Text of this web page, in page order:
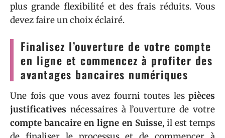
plus grande flexibilité et des frais réduits. Vous
devez faire un choix éclairé.
Finalisez l’ouverture de votre compte
en ligne et commencez à profiter des
avantages bancaires numériques
Une fois que vous avez fourni toutes les pièces
justificatives nécessaires à l’ouverture de votre
compte bancaire en ligne en Suisse, il est temps